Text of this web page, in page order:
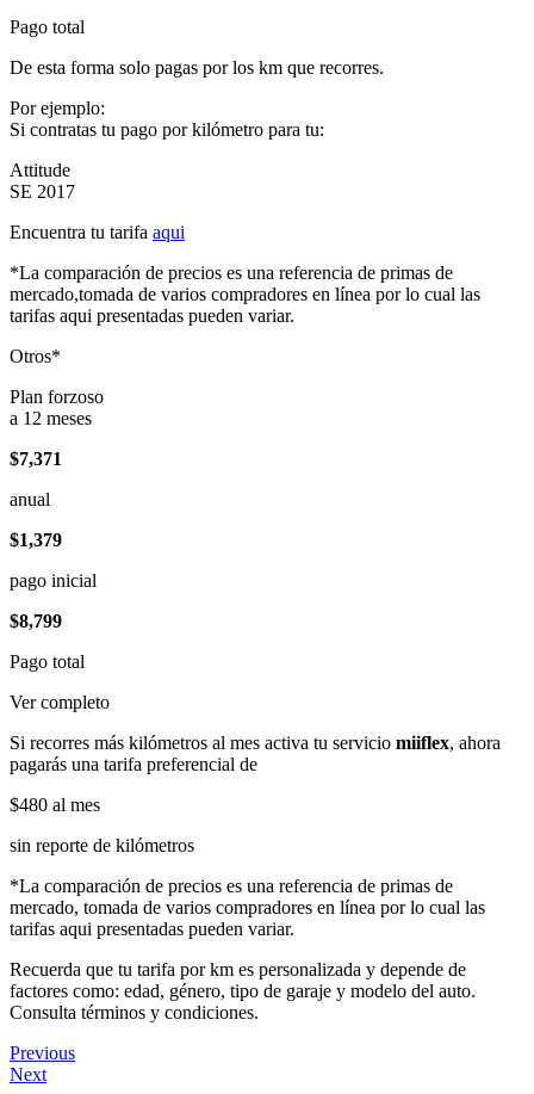
Pago total
De esta forma solo pagas por los km que recorres.
Por ejemplo:
Si contratas tu pago por kilómetro para tu:
Attitude
SE 2017
Encuentra tu tarifa aqui
*La comparación de precios es una referencia de primas de
mercado,tomada de varios compradores en línea por lo cual las
tarifas aqui presentadas pueden variar.
Otros*
Plan forzoso
a 12 meses
$7,371
anual
$1,379
pago inicial
$8,799
Pago total
Ver completo
Si recorres más kilómetros al mes activa tu servicio miiflex, ahora
pagarás una tarifa preferencial de
$480 al mes
sin reporte de kilómetros
*La comparación de precios es una referencia de primas de
mercado, tomada de varios compradores en línea por lo cual las
tarifas aqui presentadas pueden variar.
Recuerda que tu tarifa por km es personalizada y depende de
factores como: edad, género, tipo de garaje y modelo del auto.
Consulta términos y condiciones.
Previous
Next